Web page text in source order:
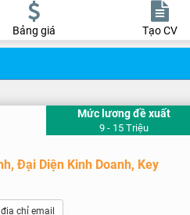
Bảng giá Tạo CV
Đại Diện Kinh Doanh, Key
chỉ email
Mức lương đề xuất
9 - 15 Triệu